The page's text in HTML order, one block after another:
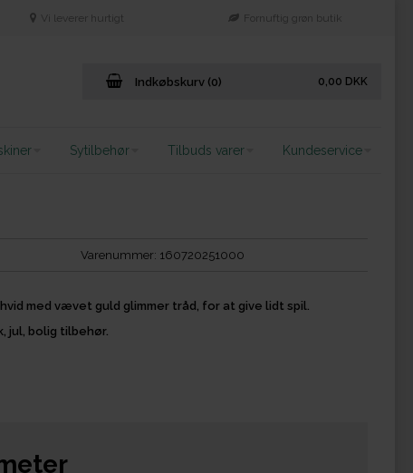
Vi leverer hurtigt Fornuftig grøn butik
Indkøbskurv (0) 0,00 DKK
Sytilbehør Tilbuds varer Kundeservice
Varenummer: 160720251000
med vævet guld glimmer tråd, for at give lidt spil.
jul, bolig tilbehør.